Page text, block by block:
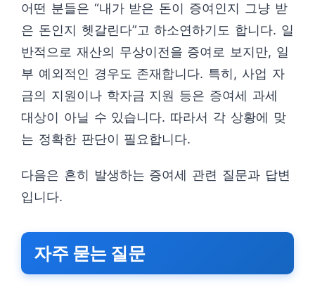
어떤 분들은 “내가 받은 돈이 증여인지 그냥 받
은 돈인지 헷갈린다”고 하소연하기도 합니다. 일
반적으로 재산의 무상이전을 증여로 보지만, 일
부 예외적인 경우도 존재합니다. 특히, 사업 자
금의 지원이나 학자금 지원 등은 증여세 과세
대상이 아닐 수 있습니다. 따라서 각 상황에 맞
는 정확한 판단이 필요합니다.
다음은 흔히 발생하는 증여세 관련 질문과 답변
입니다.
자주 묻는 질문